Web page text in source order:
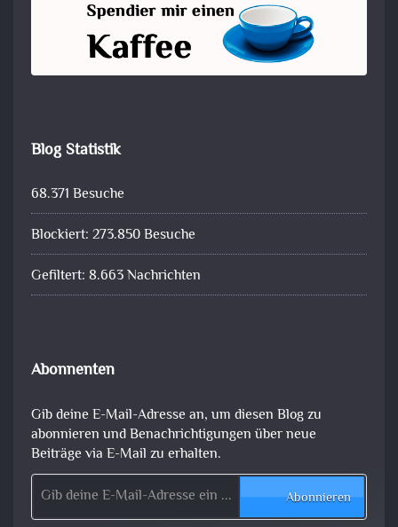
Blog Statistik
68.371 Besuche
Blockiert: 273.850 Besuche
Gefiltert: 8.663 Nachrichten
Abonnenten
Gib deine E-Mail-Adresse an, um diesen Blog zu
abonnieren und Benachrichtigungen über neue
Beiträge via E-Mail zu erhalten.
Gib deine E-Mail-Adresse ein ...
Abonnieren